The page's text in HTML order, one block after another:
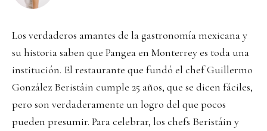
Los verdaderos amantes de la gastronomía mexicana y
su historia saben que Pangea en Monterrey es toda una
institución. El restaurante que fundó el chef Guillermo
González Beristáin cumple 25 años, que se dicen fáciles,
pero son verdaderamente un logro del que pocos
pueden presumir. Para celebrar, los chefs Beristáin y